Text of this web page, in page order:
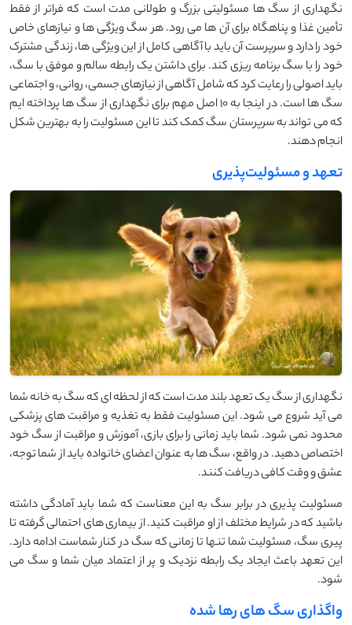
نگهداری از سگ‌ ها مسئولیتی بزرگ و طولانی ‌مدت است که فراتر از فقط
تأمین غذا و پناهگاه برای آن‌ ها می ‌رود. هر سگ ویژگی ‌ها و نیازهای خاص
خود را دارد و سرپرست آن باید با آگاهی کامل از این ویژگی ‌ها، زندگی مشترک
خود را با سگ برنامه ‌ریزی کند. برای داشتن یک رابطه سالم و موفق با سگ،
باید اصولی را رعایت کرد که شامل آگاهی از نیازهای جسمی، روانی، و اجتماعی
سگ ‌ها است. در اینجا به 10 اصل مهم برای نگهداری از سگ‌ ها پرداخته ‌ایم
که می ‌تواند به سرپرستان سگ کمک کند تا این مسئولیت را به بهترین شکل
انجام دهند.
تعهد و مسئولیت‌پذیری
نگهداری از سگ یک تعهد بلند مدت است که از لحظه ‌ای که سگ به خانه شما
می ‌آید شروع می‌ شود. این مسئولیت فقط به تغذیه و مراقبت‌ های پزشکی
محدود نمی‌ شود. شما باید زمانی را برای بازی، آموزش و مراقبت از سگ خود
اختصاص دهید. در واقع، سگ ‌ها به ‌عنوان اعضای خانواده باید از شما توجه،
عشق و وقت کافی دریافت کنند.
مسئولیت ‌پذیری در برابر سگ به این معناست که شما باید آمادگی داشته
باشید که در شرایط مختلف از او مراقبت کنید. از بیماری ‌های احتمالی گرفته تا
پیری سگ، مسئولیت شما تنها تا زمانی که سگ در کنار شماست ادامه دارد.
این تعهد باعث ایجاد یک رابطه نزدیک و پر از اعتماد میان شما و سگ می
‌شود.
واگذاری سگ های رها شده